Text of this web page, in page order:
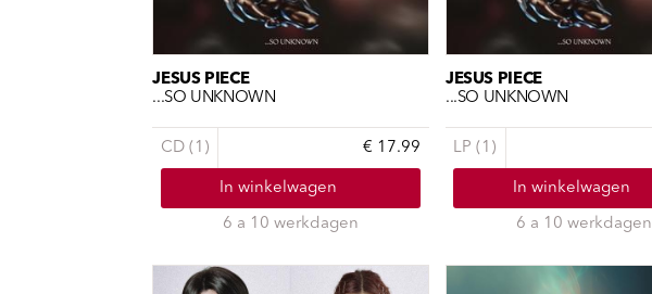
Classics
Reissues
Bierviltjes
JESUS PIECE
...SO UNKNOWN
CD (1) € 17.99
In winkelwagen
6 a 10 werkdagen
JESUS PIECE
...SO UNKNOWN
LP (1)
In winkelwagen
6 a 10 werkdagen